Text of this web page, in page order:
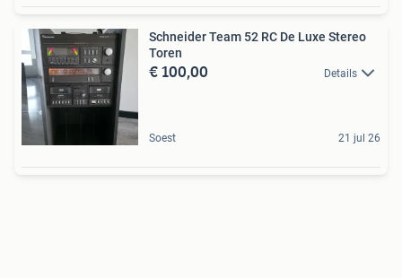
Schneider Team 52 RC De Luxe Stereo
Toren
€ 100,00 Details
Soest 21 jul 26